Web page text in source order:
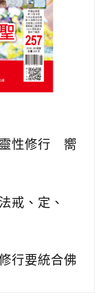
性修行 嚮
戒、定、
行要統合佛